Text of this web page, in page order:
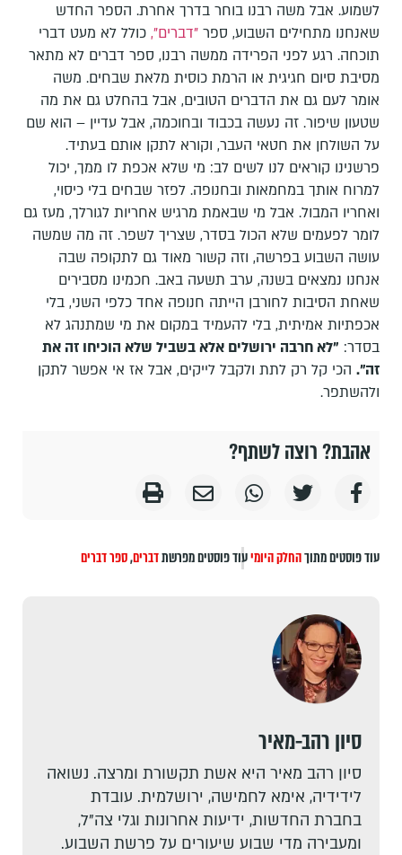
לשמוע. אבל משה רבנו בוחר בדרך אחרת. הספר החדש
שאנחנו מתחילים השבוע, ספר "דברים", כולל לא מעט דברי
תוכחה. רגע לפני הפרידה ממשה רבנו, ספר דברים לא מתאר
מסיבת סיום חגיגית או הרמת כוסית מלאת שבחים. משה
אומר לעם גם את הדברים הטובים, אבל בהחלט גם את מה
שטעון שיפור. זה נעשה בכבוד ובחוכמה, אבל עדיין – הוא שם
על השולחן את חטאי העבר, וקורא לתקן אותם בעתיד.
פרשנינו קוראים לנו לשים לב: מי שלא אכפת לו ממך, יכול
למרוח אותך במחמאות ובחנופה. לפזר שבחים בלי כיסוי,
ואחריו המבול. אבל מי שבאמת מרגיש אחריות לגורלך, מעז גם
לומר לפעמים שלא הכול בסדר, שצריך לשפר. זה מה שמשה
עושה השבוע בפרשה, וזה קשור מאוד גם לתקופה שבה
אנחנו נמצאים בשנה, ערב תשעה באב. חכמינו מסבירים
שאחת הסיבות לחורבן הייתה חנופה אחד כלפי השני, בלי
אכפתיות אמיתית, בלי להעמיד במקום את מי שמתנהג לא
בסדר: "לא חרבה ירושלים אלא בשביל שלא הוכיחו זה את
זה". הכי קל רק לתת ולקבל לייקים, אבל אז אי אפשר לתקן
ולהשתפר.
אהבת? רוצה לשתף?
עוד פוסטים מתוךהחלק היומיעוד פוסטים מפרשתדברים,ספר דברים
סיון רהב-מאיר
סיון רהב מאיר היא אשת תקשורת ומרצה. נשואה
לידידיה, אימא לחמישה, ירושלמית. עובדת
בחברת החדשות, ידיעות אחרונות וגלי צה"ל,
ומעבירה מדי שבוע שיעורים על פרשת השבוע.